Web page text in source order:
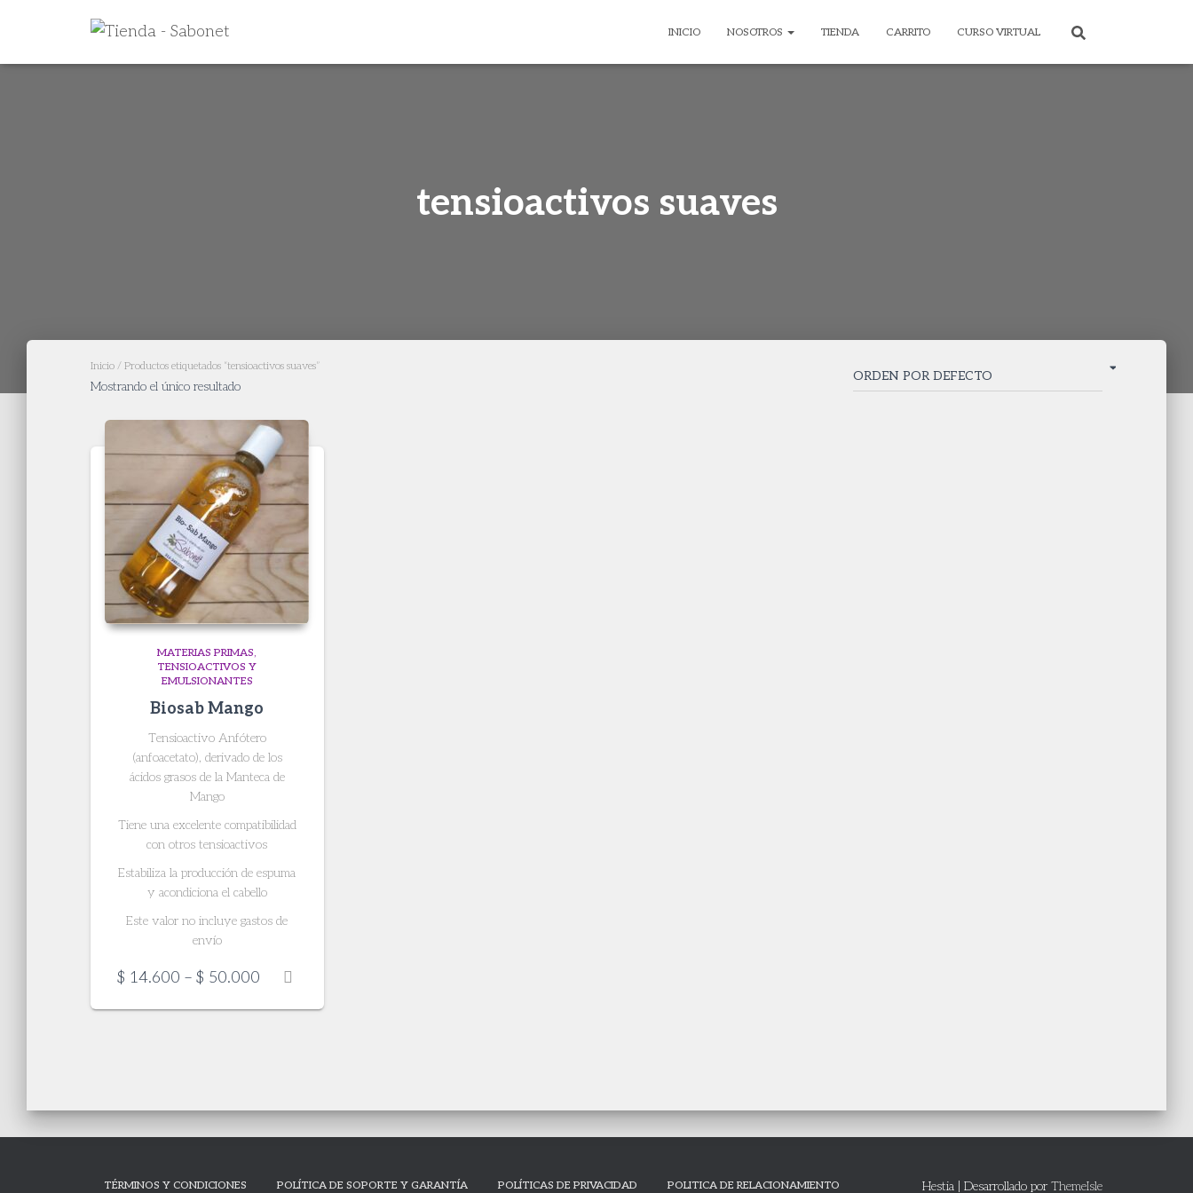
INICIO NOSOTROS TIENDA CARRITO CURSO VIRTUAL
tensioactivos suaves
Inicio / Productos etiquetados “tensioactivos suaves”
Mostrando el único resultado
MATERIAS PRIMAS
TENSIOACTIVOS Y
EMULSIONANTES
Biosab Mango
Tensioactivo Anfótero
(anfoacetato), derivado de los
ácidos grasos de la Manteca de
Mango
Tiene una excelente compatibilidad
con otros tensioactivos
Estabiliza la producción de espuma
y acondiciona el cabello
Este valor no incluye gastos de
envío
$ 14.600 – $ 50.000 Price
$ 14.600
TÉRMINOS Y CONDICIONES POLÍTICA DE SOPORTE Y GARANTÍA POLÍTICAS DE PRIVACIDAD POLITICA DE RELACIONAMIENTO Hestia | Desarrollado porThemeIsle